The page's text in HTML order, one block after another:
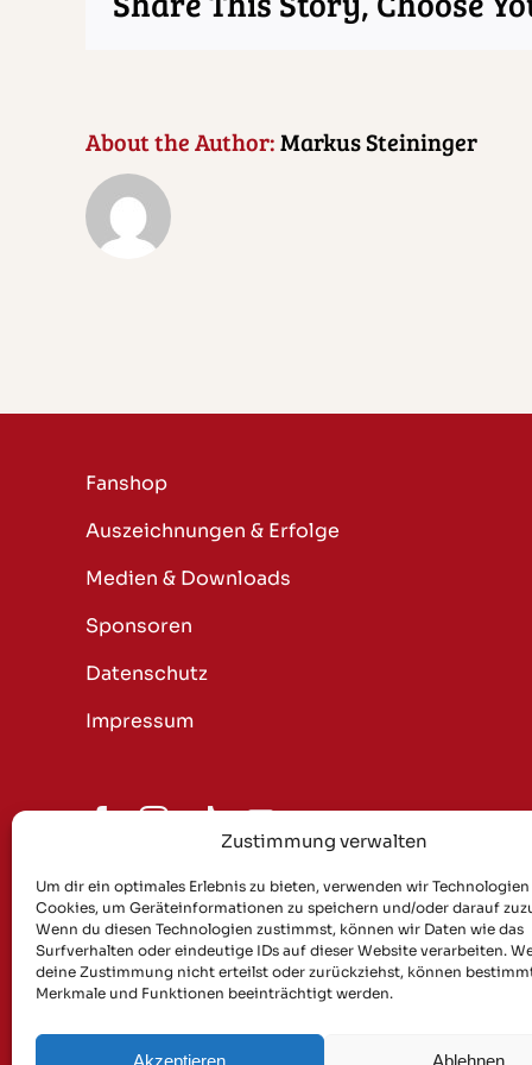
Zustimmung verwalten
Um dir ein optimales Erlebnis zu bieten, verwenden wir
Cookies, um Geräteinformationen zu speichern und/oder darauf
Wenn du diesen Technologien zustimmst, können wir Daten wie das
Surfverhalten oder eindeutige IDs auf dieser Website verarbeiten.
deine Zustimmung nicht erteilst oder zurückziehst, können
Merkmale und Funktionen beeinträchtigt werden.
Akzeptieren Ablehnen
About the Author:Markus Steininger
Fanshop
Auszeichnungen & Erfolge
Medien & Downloads
Sponsoren
Datenschutz
Impressum
Bleib spitz – abonnier dich
News, Termine, Lieder & ein bisseerl Schmäh